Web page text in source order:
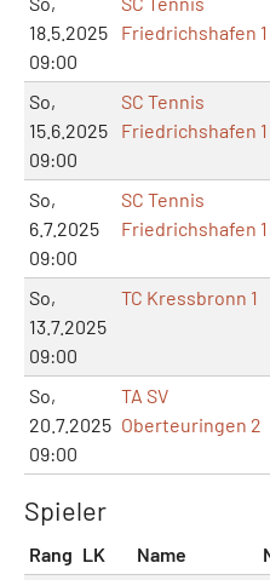
18.5.2025
09:00
Friedrichshafen 1
So,
15.6.2025
09:00
SC Tennis
Friedrichshafen 1
So,
6.7.2025
09:00
SC Tennis
Friedrichshafen 1
So,
13.7.2025
09:00
TC Kressbronn 1
So,
20.7.2025
09:00
TA SV
Oberteuringen 2
Spieler
Rang LK Name